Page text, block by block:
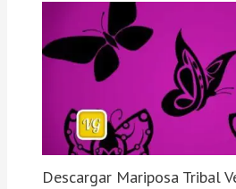
Descargar Mariposa Tribal